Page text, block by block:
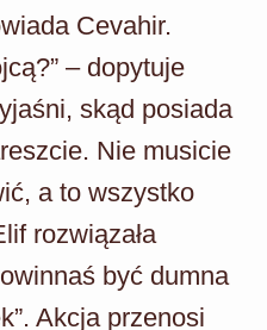
Cevahir.
– dopytuje
skąd posiada
Nie musicie
a to wszystko
rozwiązała
być dumna
Akcja przenosi